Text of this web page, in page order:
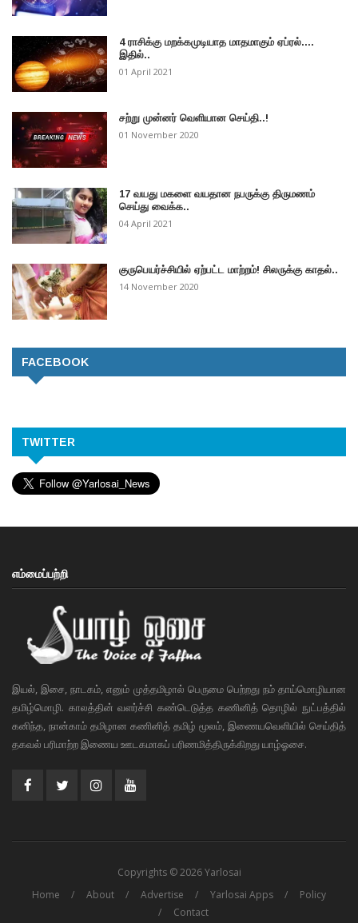
4 ராசிக்கு மறக்கமுடியாத மாதமாகும் ஏப்ரல்....
இதில்..
01 April 2021
சற்று முன்னர் வெளியான செய்தி..!
01 November 2020
17 வயது மகளை வயதான நபருக்கு திருமணம்
செய்து வைக்க..
04 April 2021
குருபெயர்ச்சியில் ஏற்பட்ட மாற்றம்! சிலருக்கு காதல்..
14 November 2020
FACEBOOK
TWITTER
எம்மைப்பற்றி
இயல், இசை, நாடகம், எனும் முத்தமிழால் பெருமை பெற்றது நம் தாய்மொழியான
தமிழ்மொழி. காலத்தின் வளர்ச்சி கண்டெடுத்த கணினித் தொழில் நுட்பத்தில்
கனிந்த, நான்காம் தமிழான கணினித் தமிழ் மூலம், இணையவெளியில் செய்தித்
தகவல் பரிமாற்ற இணைய ஊடகமாகப் பரிணமித்திருக்கிறது யாழ்ஓசை.
Copyrights © 2026 Yarlosai
Home
About Advertise Yarlosai Apps
Policy
Contact